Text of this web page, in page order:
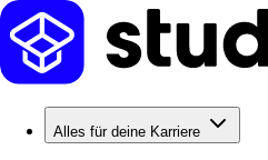
Alles für deine Karriere